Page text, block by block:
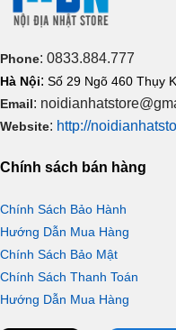
Phone: 0833.884.777
Hà Nội: Số 29 Ngõ 460 Thụy
Email:
Website: http://
Chính sách bán hàng
Chính Sách Bảo Hành
Hướng Dẫn Mua Hàng
Chính Sách Bảo Mật
Chính Sách Thanh Toán
Hướng Dẫn Mua Hàng